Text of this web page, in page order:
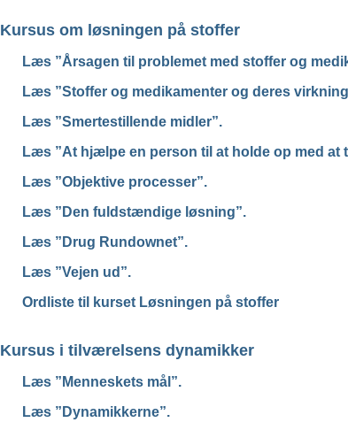
Kursus om løsningen på stoffer
Læs ”Årsagen til problemet med stoffer og
Læs ”Stoffer og medikamenter og deres
Læs ”Smertestillende midler”.
Læs ”At hjælpe en person til at holde op med at
Læs ”Objektive processer”.
Læs ”Den fuldstændige løsning”.
Læs ”Drug Rundownet”.
Læs ”Vejen ud”.
Ordliste til kurset Løsningen på stoffer
Kursus i tilværelsens dynamikker
Læs ”Menneskets mål”.
Læs ”Dynamikkerne”.